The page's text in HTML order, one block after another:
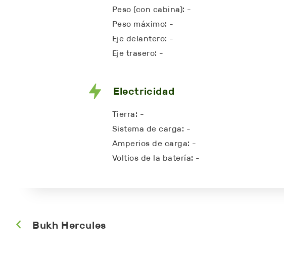
Peso (con cabina): -
Peso máximo: -
Eje delantero: -
Eje trasero: -
Electricidad
Tierra: -
Sistema de carga: -
Amperios de carga: -
Voltios de la batería: -
Bukh Hercules